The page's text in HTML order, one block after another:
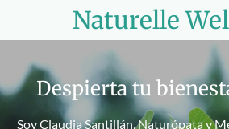
principal
Naturelle
Despierta tu
Soy Claudia Santillán, Naturópata y